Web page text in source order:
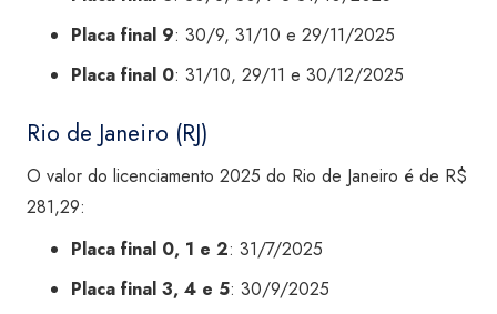
Placa final 9: 30/9, 31/10 e 29/11/2025
Placa final 0: 31/10, 29/11 e 30/12/2025
Rio de Janeiro (RJ)
O valor do licenciamento 2025 do Rio de Janeiro é de R$
281,29:
Placa final 0, 1 e 2: 31/7/2025
Placa final 3, 4 e 5: 30/9/2025